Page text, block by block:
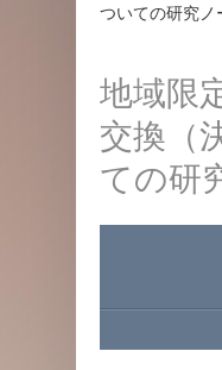
ついての研究ノ
地域限
交換（
ての研